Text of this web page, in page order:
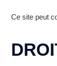
Ce site peut